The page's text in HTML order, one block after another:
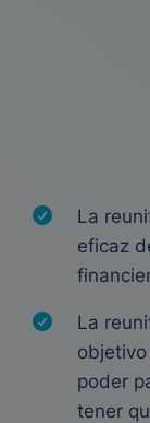
La
eficaz
La
poder
tener